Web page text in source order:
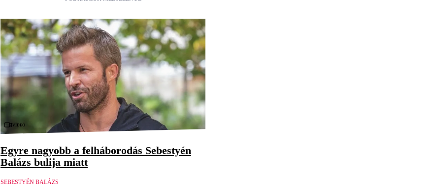
Videó
Egyre nagyobb a felháborodás Sebestyén
Balázs bulija miatt
SEBESTYÉN BALÁZS